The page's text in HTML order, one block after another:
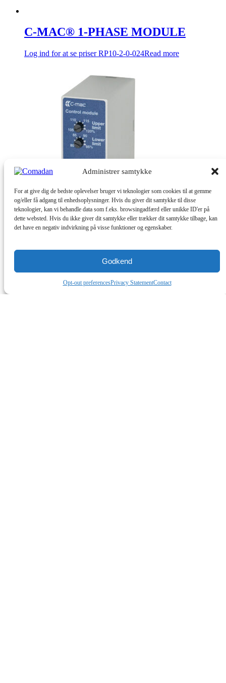
Administrer samtykke
For at give dig de bedste oplevelser bruger vi teknologier som cookies til at gemme
og/eller få adgang til enhedsoplysninger. Hvis du giver dit samtykke til disse
teknologier, kan vi behandle data som f.eks. browsingadfærd eller unikke ID'er på
dette websted. Hvis du ikke giver dit samtykke eller trækker dit samtykke tilbage, kan
det have en negativ indvirkning på visse funktioner og egenskaber.
Godkend
Opt-out preferencesPrivacy StatementContact
C-MAC® 1-PHASE MODULE
Log ind for at se priserRP10-2-0-024Read more
C-MAC® 1-PHASE MODULE
Log ind for at se priserRP10-1-1-024Read more